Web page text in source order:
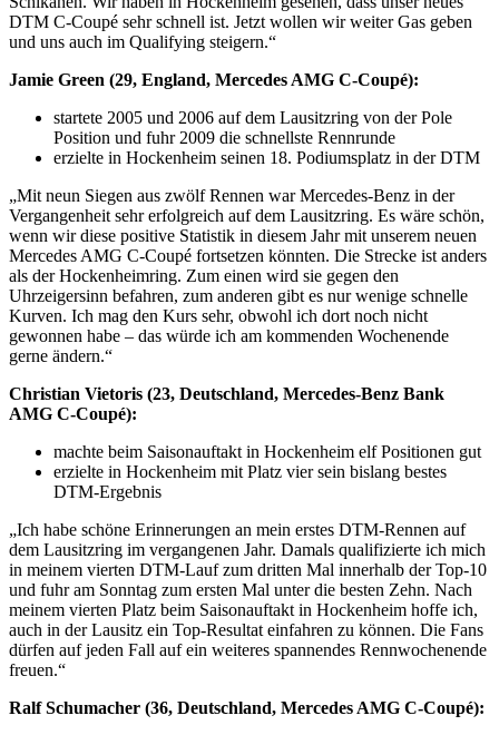
DTM C-Coupé sehr schnell ist. Jetzt wollen wir weiter Gas geben
und uns auch im Qualifying steigern.“
Jamie Green (29, England, Mercedes AMG C-Coupé):
startete 2005 und 2006 auf dem Lausitzring von der Pole
Position und fuhr 2009 die schnellste Rennrunde
erzielte in Hockenheim seinen 18. Podiumsplatz in der DTM
„Mit neun Siegen aus zwölf Rennen war Mercedes-Benz in der
Vergangenheit sehr erfolgreich auf dem Lausitzring. Es wäre schön,
wenn wir diese positive Statistik in diesem Jahr mit unserem neuen
Mercedes AMG C-Coupé fortsetzen könnten. Die Strecke ist anders
als der Hockenheimring. Zum einen wird sie gegen den
Uhrzeigersinn befahren, zum anderen gibt es nur wenige schnelle
Kurven. Ich mag den Kurs sehr, obwohl ich dort noch nicht
gewonnen habe – das würde ich am kommenden Wochenende
gerne ändern.“
Christian Vietoris (23, Deutschland, Mercedes-Benz Bank
AMG C-Coupé):
machte beim Saisonauftakt in Hockenheim elf Positionen gut
erzielte in Hockenheim mit Platz vier sein bislang bestes
DTM-Ergebnis
„Ich habe schöne Erinnerungen an mein erstes DTM-Rennen auf
dem Lausitzring im vergangenen Jahr. Damals qualifizierte ich mich
in meinem vierten DTM-Lauf zum dritten Mal innerhalb der Top-10
und fuhr am Sonntag zum ersten Mal unter die besten Zehn. Nach
meinem vierten Platz beim Saisonauftakt in Hockenheim hoffe ich,
auch in der Lausitz ein Top-Resultat einfahren zu können. Die Fans
dürfen auf jeden Fall auf ein weiteres spannendes Rennwochenende
freuen.“
Ralf Schumacher (36, Deutschland, Mercedes AMG C-Coupé):